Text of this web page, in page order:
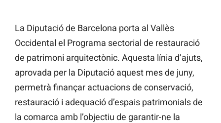
La Diputació de Barcelona porta al Vallès
Occidental el Programa sectorial de restauració
de patrimoni arquitectònic. Aquesta línia d’ajuts,
aprovada per la Diputació aquest mes de juny,
permetrà finançar actuacions de conservació,
restauració i adequació d’espais patrimonials de
la comarca amb l’objectiu de garantir-ne la